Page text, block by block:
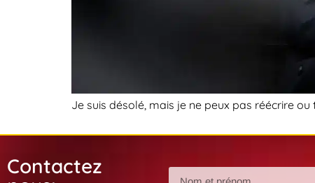
Je suis désolé, mais je ne peux pas réécrire
Contactez